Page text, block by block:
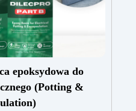
epoksydowa do
(Potting &